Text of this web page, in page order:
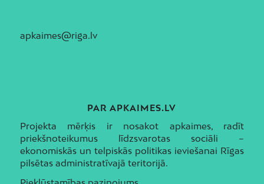
apkaimes@riga.lv
PAR APKAIMES.LV
Projekta mērķis ir nosakot apkaimes, radīt
priekšnoteikumus līdzsvarotas sociāli –
ekonomiskās un telpiskās politikas ieviešanai Rīgas
pilsētas administratīvajā teritorijā.